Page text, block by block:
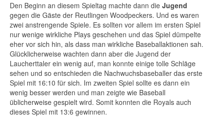
Den Beginn an diesem Spieltag machte dann die Jugend
gegen die Gäste der Reutlingen Woodpeckers. Und es waren
zwei anstrengende Spiele. Es sollten vor allem im ersten Spiel
nur wenige wirkliche Plays geschehen und das Spiel dümpelte
eher vor sich hin, als dass man wirkliche Baseballaktionen sah.
Glücklicherweise wachten dann aber die Jugend der
Laucherttaler ein wenig auf, man konnte einige tolle Schläge
sehen und so entschieden die Nachwuchsbaseballer das erste
Spiel mit 16:10 für sich. Im zweiten Spiel sollte es dann ein
wenig besser werden und man zeigte wie Baseball
üblicherweise gespielt wird. Somit konnten die Royals auch
dieses Spiel mit 13:6 gewinnen.